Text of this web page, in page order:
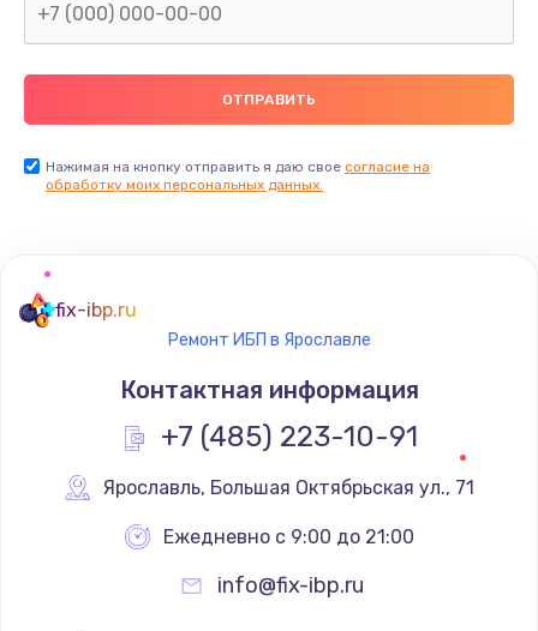
Нажимая на кнопку отправить я даю свое согласие на
обработку моих персональных данных.
fix-ibp.ru
Ремонт ИБП в Ярославле
Контактная информация
+7 (485) 223-10-91
Ярославль, Большая Октябрьская ул., 71
Ежедневно с 9:00 до 21:00
info@fix-ibp.ru